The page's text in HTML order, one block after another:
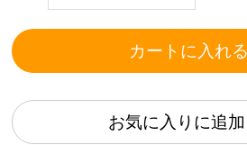
カートに入れる
お気に入りに追加